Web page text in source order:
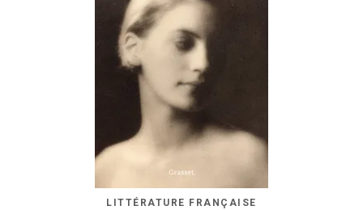
LITTÉRATURE FRANÇAISE